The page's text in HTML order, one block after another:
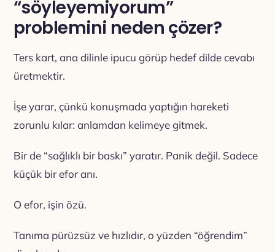
“söyleyemiyorum”
problemini neden çözer?
Ters kart, ana dilinle ipucu görüp hedef dilde cevabı
üretmektir.
İşe yarar, çünkü konuşmada yaptığın hareketi
zorunlu kılar: anlamdan kelimeye gitmek.
Bir de “sağlıklı bir baskı” yaratır. Panik değil. Sadece
küçük bir efor anı.
O efor, işin özü.
Tanıma pürüzsüz ve hızlıdır, o yüzden “öğrendim”